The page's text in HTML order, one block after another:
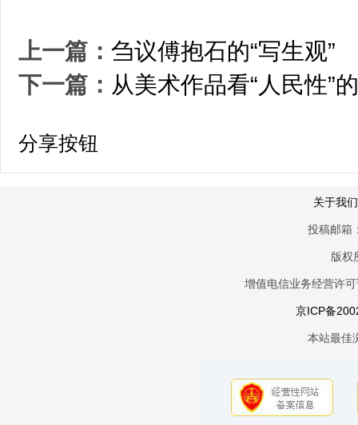
上一篇： 刍议傅抱石的“写生观”
下一篇： 从美术作品看“人民性”
分享按钮
关于我们
投稿邮箱
版权
增值电信业务经营许
京ICP备
本站最佳